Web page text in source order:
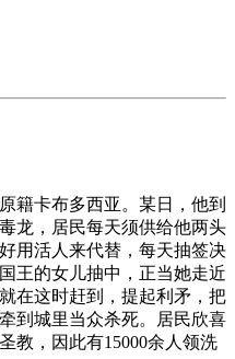
籍卡布多西亚。某日，他到
龙，居民每天须供给他两头
用活人来代替，每天抽签决
王的女儿抽中，正当她走近
在这时赶到，提起利矛，把
到城里当众杀死。居民欣喜
教，因此有15000余人领洗